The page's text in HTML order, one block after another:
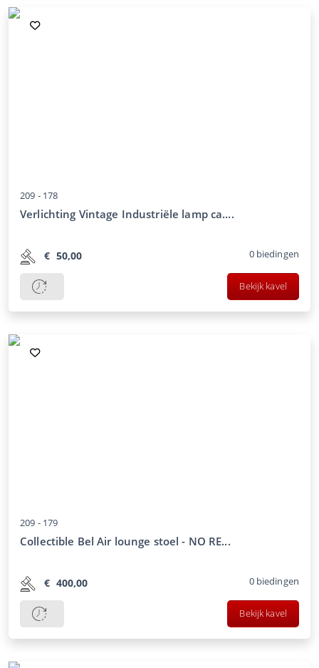
209 - 178
Verlichting Vintage Industriële lamp ca....
€ 50,00 0 biedingen
Bekijk kavel
209 - 179
Collectible Bel Air lounge stoel - NO RE...
€ 400,00 0 biedingen
Bekijk kavel